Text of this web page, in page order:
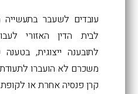
עובדים לשעבר בתעשייה
לבית הדין האזורי
לתובענה ייצוגית, בטענה
משכרם לא הועברו
קרן פנסיה אחרת או